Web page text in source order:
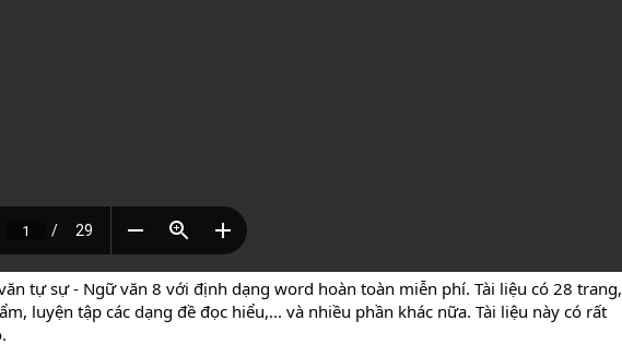
tự sự - Ngữ văn 8 với định dạng word hoàn toàn miễn phí. Tài liệu có 28 trang,
luyện tập các dạng đề đọc hiểu,... và nhiều phần khác nữa. Tài liệu này có rất